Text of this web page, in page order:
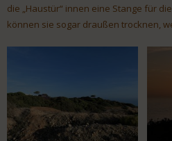
die „Haustür“ innen eine Stange für
können sie sogar draußen trocknen,